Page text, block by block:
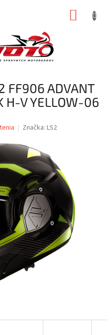
FF906 ADVANT
H-V YELLOW-06
Značka: LS2